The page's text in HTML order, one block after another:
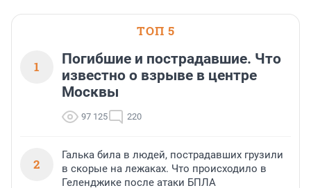
ТОП 5
1
Погибшие и пострадавшие. Что
известно о взрыве в центре
Москвы
97 125 220
2
Галька била в людей, пострадавших грузили
в скорые на лежаках. Что происходило в
Геленджике после атаки БПЛА